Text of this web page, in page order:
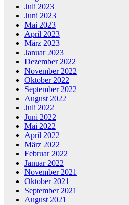
Juli 2023
Juni 2023
Mai 2023
April 2023
März 2023
Januar 2023
Dezember 2022
November 2022
Oktober 2022
September 2022
August 2022
Juli 2022
Juni 2022
Mai 2022
April 2022
März 2022
Februar 2022
Januar 2022
November 2021
Oktober 2021
September 2021
August 2021